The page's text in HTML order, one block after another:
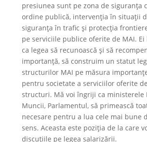
presiunea sunt pe zona de siguranța
ordine publică, intervenția în situații
siguranța în trafic și protecția
pe serviciile publice oferite de MAI.
ca legea să recunoască și să
importanță, să construim un statut
structurilor MAI pe măsura
pentru societate a serviciilor oferite
structuri. Mă voi îngriji ca ministerele
Muncii, Parlamentul, să primească
necesare pentru a lua cele mai bune
sens. Aceasta este poziția de la care
discuțiile pe legea salarizării.